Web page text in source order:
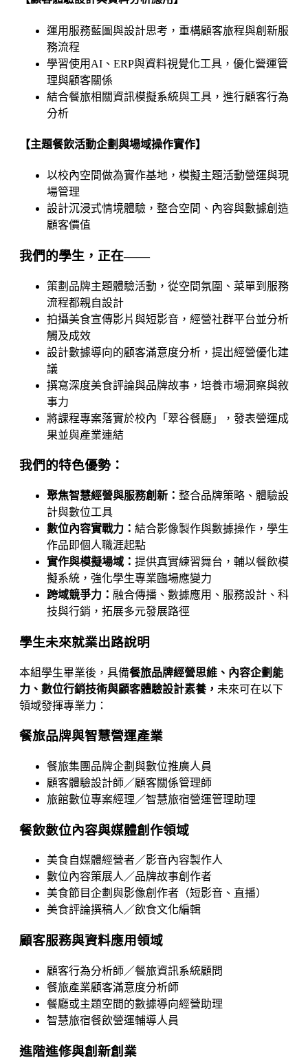
運用服務藍圖與設計思考，重構顧客旅程與創新服
務流程
學習使用AI、ERP與資料視覺化工具，優化營運管
理與顧客關係
結合餐旅相關資訊模擬系統與工具，進行顧客行為
分析
【主題餐飲活動企劃與場域操作實作】
以校內空間做為實作基地，模擬主題活動營運與現
場管理
設計沉浸式情境體驗，整合空間、內容與數據創造
顧客價值
我們的學生，正在——
策劃品牌主題體驗活動，從空間氛圍、菜單到服務
流程都親自設計
拍攝美食宣傳影片與短影音，經營社群平台並分析
觸及成效
設計數據導向的顧客滿意度分析，提出經營優化建
議
撰寫深度美食評論與品牌故事，培養市場洞察與敘
事力
將課程專案落實於校內「翠谷餐廳」，發表營運成
果並與產業連結
我們的特色優勢：
聚焦智慧經營與服務創新： 整合品牌策略、體驗設
計與數位工具
數位內容實戰力： 結合影像製作與數據操作，學生
作品即個人職涯起點
實作與模擬場域： 提供真實練習舞台，輔以餐飲模
擬系統，強化學生專業臨場應變力
跨域競爭力： 融合傳播、數據應用、服務設計、科
技與行銷，拓展多元發展路徑
學生未來就業出路說明
本組學生畢業後，具備餐旅品牌經營思維、內容企劃能
力、數位行銷技術與顧客體驗設計素養， 未來可在以下
領域發揮專業力：
餐旅品牌與智慧營運產業
餐旅集團品牌企劃與數位推廣人員
顧客體驗設計師／顧客關係管理師
旅館數位專案經理／智慧旅宿營運管理助理
餐飲數位內容與媒體創作領域
美食自媒體經營者／影音內容製作人
數位內容策展人／品牌故事創作者
美食節目企劃與影像創作者（短影音、直播）
美食評論撰稿人／飲食文化編輯
顧客服務與資料應用領域
顧客行為分析師／餐旅資訊系統顧問
餐旅產業顧客滿意度分析師
餐廳或主題空間的數據導向經營助理
智慧旅宿餐飲營運輔導人員
進階進修與創新創業